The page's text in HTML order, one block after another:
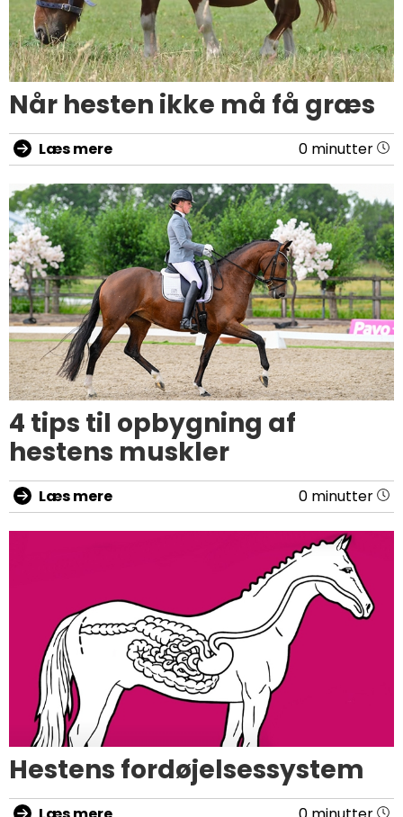
Når hesten ikke må få græs
Læs mere 0 minutter
4 tips til opbygning af
hestens muskler
Læs mere 0 minutter
Hestens fordøjelsessystem